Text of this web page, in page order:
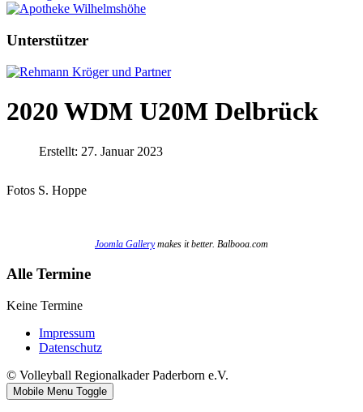
Unterstützer
2020 WDM U20M Delbrück
Erstellt: 27. Januar 2023
Fotos S. Hoppe
Joomla Gallerymakes it better. Balbooa.com
Alle Termine
Keine Termine
Impressum
Datenschutz
© Volleyball Regionalkader Paderborn e.V.
Mobile Menu Toggle